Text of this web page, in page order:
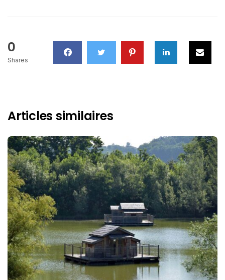
0
Shares
Articles similaires